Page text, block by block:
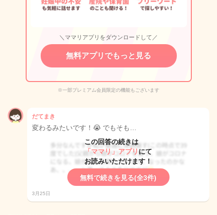
＼ママリアプリをダウンロードして／
無料アプリでもっと見る
※一部プレミアム会員限定の機能もございます
だてまき
変わるみたいです！😭 でもそも…
この回答の続きは
「ママリ」アプリ にて
お読みいただけます！
無料で続きを見る(全3件)
3月25日